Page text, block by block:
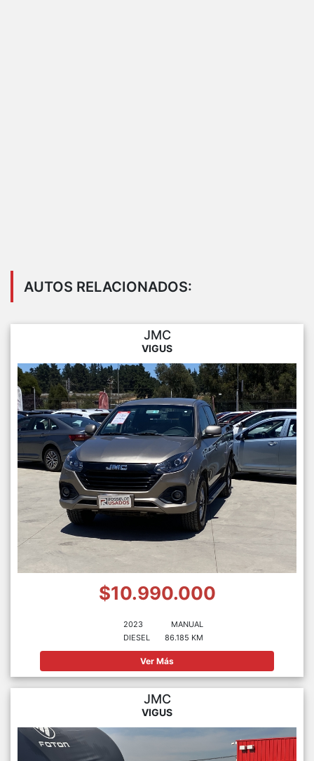
AUTOS RELACIONADOS:
JMC
VIGUS
$10.990.000
2023
DIESEL
MANUAL
86.185 KM
Ver Más
JMC
VIGUS